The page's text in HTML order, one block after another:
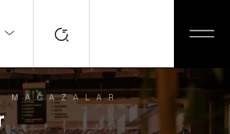
MAĞAZALAR